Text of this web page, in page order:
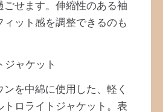
ごせます。伸縮性のある袖
ィット感を調整できるのも
ジャケット
を中綿に使用した、軽く
トロライトジャケット。表